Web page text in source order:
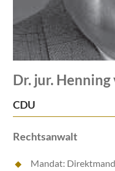
Dr. jur.
CDU
Rechtsanwalt
Mandat: